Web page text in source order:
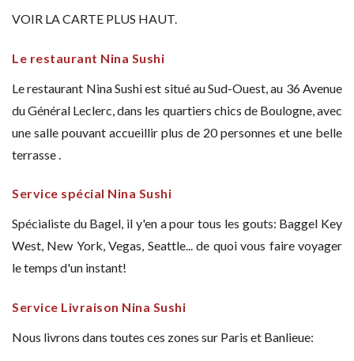
VOIR LA CARTE PLUS HAUT.
Le restaurant Nina Sushi
Le restaurant Nina Sushi est situé au Sud-Ouest, au 36 Avenue
du Général Leclerc, dans les quartiers chics de Boulogne, avec
une salle pouvant accueillir plus de 20 personnes et une belle
terrasse .
Service spécial Nina Sushi
Spécialiste du Bagel, il y'en a pour tous les gouts: Baggel Key
West, New York, Vegas, Seattle... de quoi vous faire voyager
le temps d'un instant!
Service Livraison Nina Sushi
Nous livrons dans toutes ces zones sur Paris et Banlieue: